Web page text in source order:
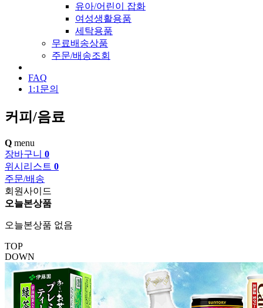
유아/어린이 잡화
여성생활용품
세탁용품
무료배송상품
주문/배송조회
FAQ
1:1문의
커피/음료
Q menu
장바구니 0
위시리스트 0
주문/배송
회원사이드
오늘본상품
오늘본상품 없음
TOP
DOWN